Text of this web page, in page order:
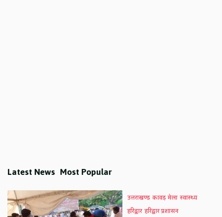
Latest News Most Popular
उत्तराखण्ड कावड़ मेला स्वास्थ्य
हरिद्वार हरिद्वार प्रशासन